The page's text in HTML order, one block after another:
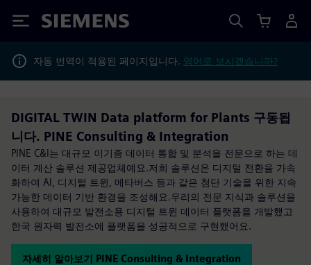
Siemens
자동 번역이 적용된 페이지입니다. 영어로 보시겠습니까?
DIGITAL TWIN Data platform for Plants 구동됩
니다. PINE Consulting & Integration
PINE C&I는 대규모 이기종 데이터 통합 및 분석을 전문으로 하는 데
이터 계산 솔루션 제공업체예요.저희 솔루션은 디지털 전환을 가속
화하여 AI, 디지털 트윈, 메타버스 등과 같은 첨단 기술을 위한 지속
가능한 데이터 기반 환경을 조성해요.우리의 전문 지식과 솔루션을
사용하여 대규모 발전소용 디지털 트윈 데이터 플랫폼을 개발했고
한국 원자력 발전소에 플랫폼을 성공적으로 구현했어요.
자세히 알아보기 PINE Consulting & Integration